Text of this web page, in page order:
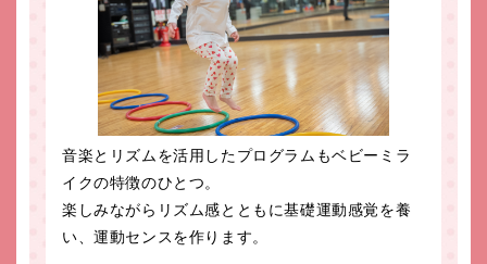
音楽とリズムを活用したプログラムもベビーミラ
イクの特徴のひとつ。
楽しみながらリズム感とともに基礎運動感覚を養
い、運動センスを作ります。